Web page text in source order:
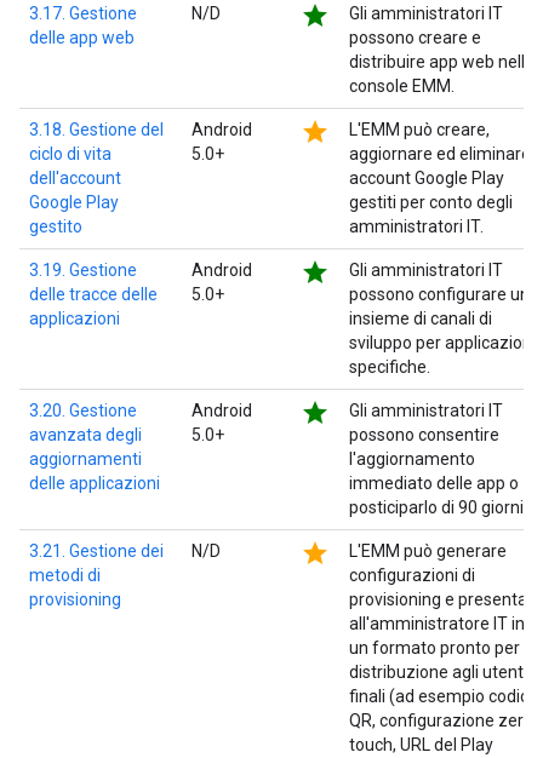
3.17. Gestione
delle app web
N/D star
Gli amministratori IT
possono creare e
distribuire app web nella
console EMM.
3.18. Gestione del
ciclo di vita
dell'account
Google Play
gestito
Android
5.0+
star
L'EMM può creare,
aggiornare ed eliminare
account Google Play
gestiti per conto degli
amministratori IT.
3.19. Gestione
delle tracce delle
applicazioni
Android
5.0+
star
Gli amministratori IT
possono configurare un
insieme di canali di
sviluppo per applicazioni
specifiche.
3.20. Gestione
avanzata degli
aggiornamenti
delle applicazioni
Android
5.0+
star
Gli amministratori IT
possono consentire
l'aggiornamento
immediato delle app o
posticiparlo di 90 giorni.
3.21. Gestione dei
metodi di
provisioning
N/D star
L'EMM può generare
configurazioni di
provisioning e
all'amministratore IT in
un formato pronto per la
distribuzione agli utenti
finali (ad esempio codice
QR, configurazione zero-
touch, URL del Play